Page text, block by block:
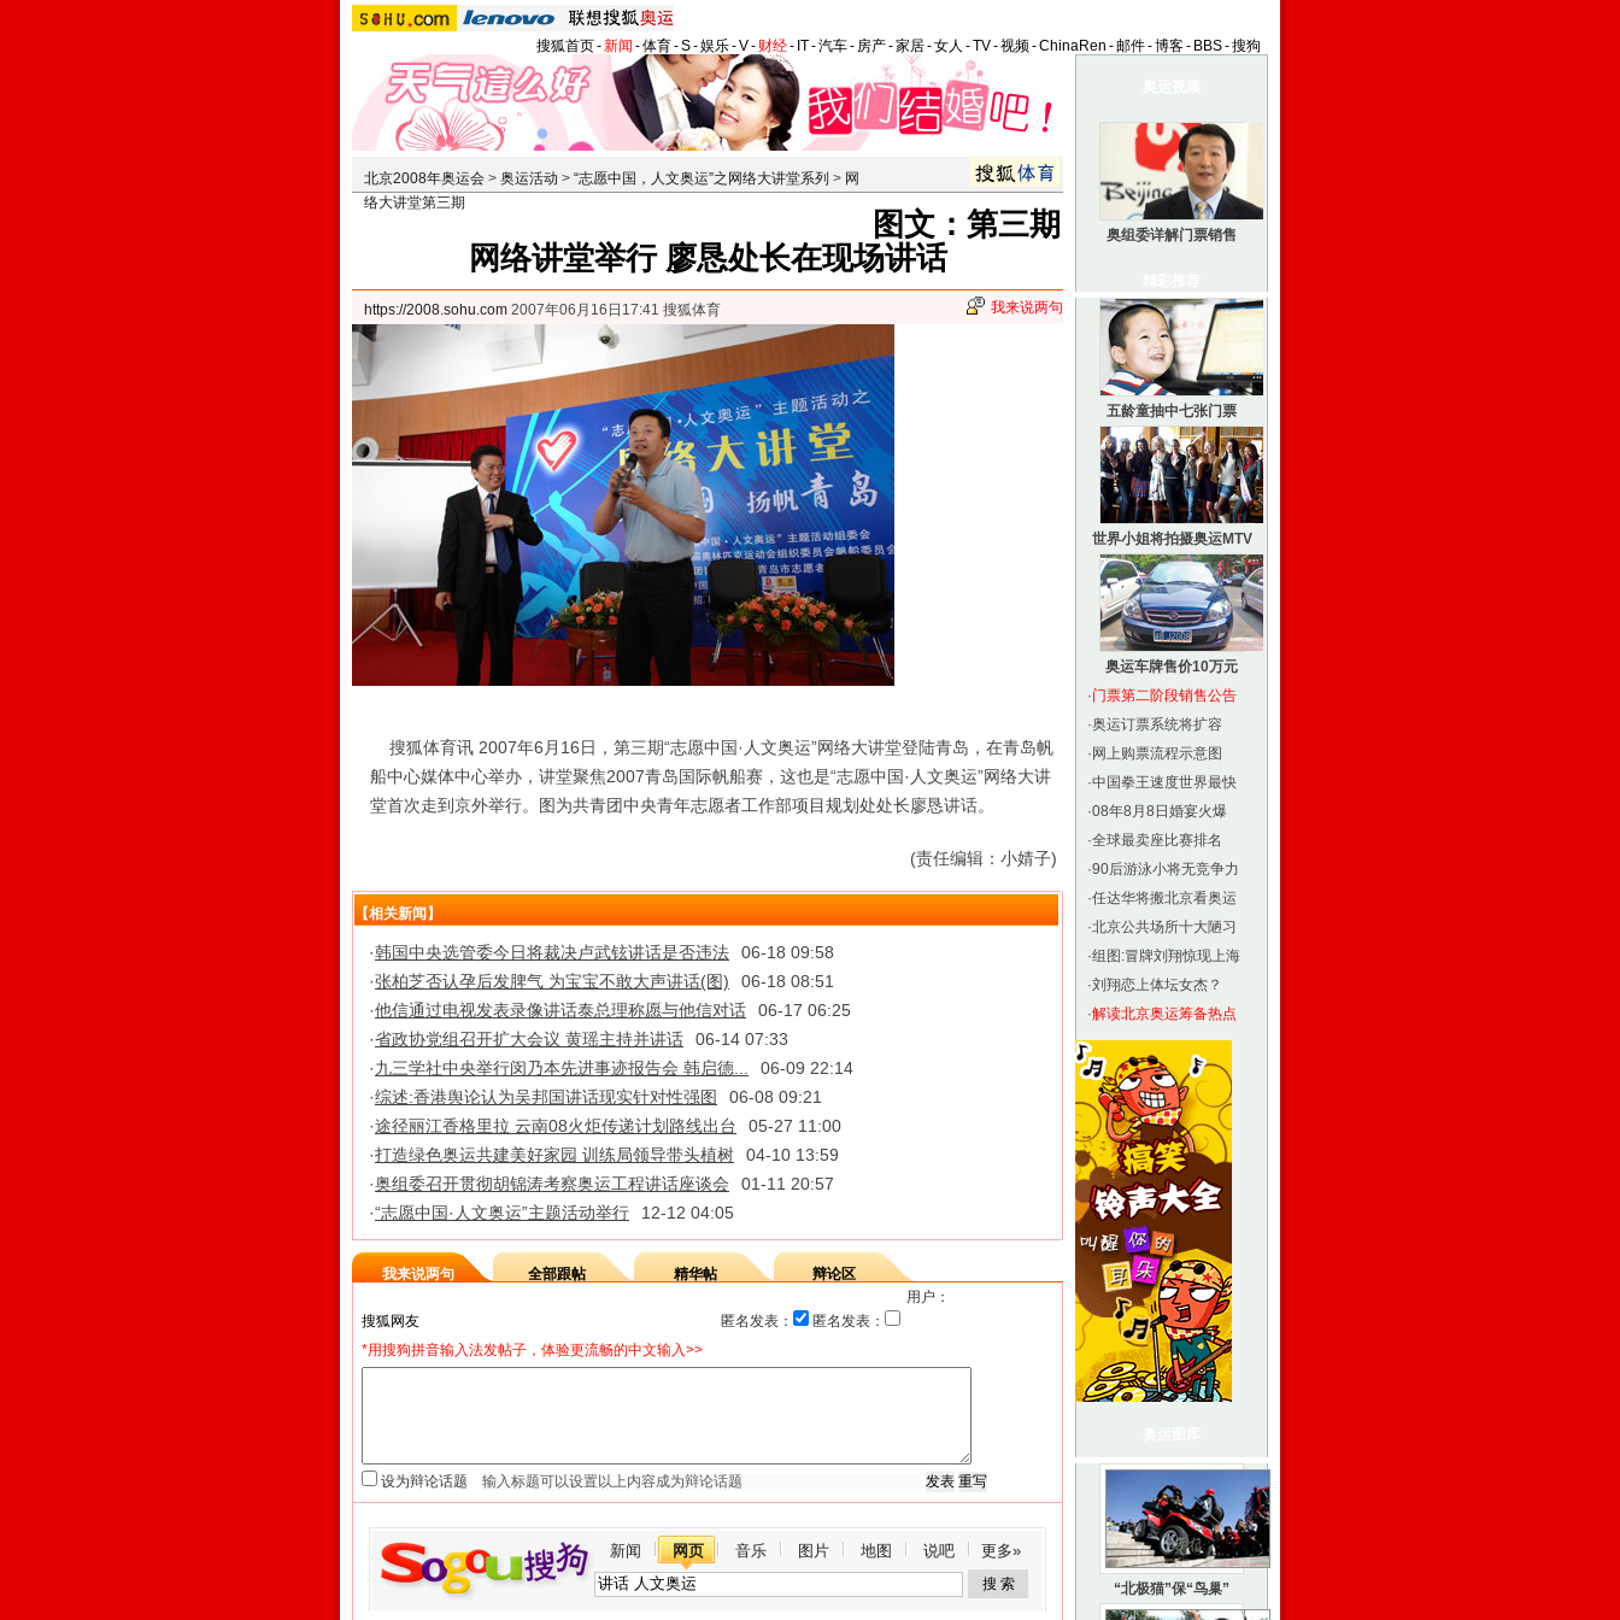
搜狐首页-新闻 -体育-S-娱乐-V- 财经- IT-汽车- 房产-家居-女人 -TV-视频-ChinaRen -邮件-博客- BBS-搜狗
北京2008年奥运会 > 奥运活动 > “志愿中国，人文奥运”之网络大讲堂系列 > 网
络大讲堂第三期
图文：第三期
网络讲堂举行 廖恳处长在现场讲话
https://2008.sohu.com 2007年06月16日17:41 搜狐体育 我来说两句
搜狐体育讯 2007年6月16日，第三期“志愿中国·人文奥运”网络大讲堂登陆青岛，在青岛帆
船中心媒体中心举办，讲堂聚焦2007青岛国际帆船赛，这也是“志愿中国·人文奥运”网络大讲
堂首次走到京外举行。图为共青团中央青年志愿者工作部项目规划处处长廖恳讲话。
(责任编辑：小婧子)
【相关新闻】
·韩国中央选管委今日将裁决卢武铉讲话是否违法
06-18 09:58
·张柏芝否认孕后发脾气 为宝宝不敢大声讲话(图)
06-18 08:51
·他信通过电视发表录像讲话泰总理称愿与他信对话
06-17 06:25
·省政协党组召开扩大会议 黄瑶主持并讲话
06-14 07:33
·九三学社中央举行闵乃本先进事迹报告会 韩启德...
06-09 22:14
·综述:香港舆论认为吴邦国讲话现实针对性强图
06-08 09:21
·途径丽江香格里拉 云南08火炬传递计划路线出台
05-27 11:00
·打造绿色奥运共建美好家园 训练局领导带头植树
04-10 13:59
·奥组委召开贯彻胡锦涛考察奥运工程讲话座谈会
01-11 20:57
·“志愿中国·人文奥运”主题活动举行 12-12 04:05
我来说两句 全部跟帖 精华帖
辩论区
用户：
匿名发表：
匿名发表：
*用搜狗拼音输入法发帖子，体验更流畅的中文输入>>
设为辩论话题
新闻 网页 音乐 图片 地图 说吧 更多»
奥组委详解门票销售
五龄童抽中七张门票
世界小姐将拍摄奥运MTV
奥运车牌售价10万元
·门票第二阶段销售公告
·奥运订票系统将扩容
· 网上购票流程示意图
·中国拳王速度世界最快
·08年8月8日婚宴火爆
·全球最卖座比赛排名
·90后游泳小将无竞争力
·任达华将搬北京看奥运
·北京公共场所十大陋习
·组图:冒牌刘翔惊现上海
·刘翔恋上体坛女杰？
·解读北京奥运筹备热点
“北极猫”保“鸟巢”